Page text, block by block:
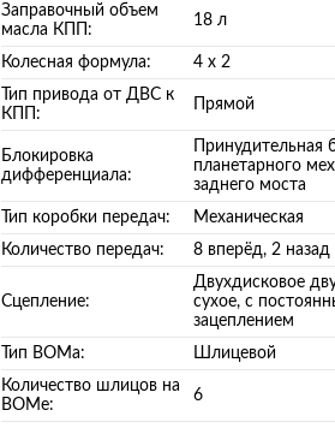
Заправочный объем
масла КПП:
18 л
Колесная формула:
4 х 2
Тип привода от ДВС к
КПП:
Прямой
Блокировка
дифференциала:
Принудительная
планетарного
заднего моста
Тип коробки передач:
Механическая
Количество передач:
8 вперёд, 2 назад
Сцепление:
Двухдисковое
сухое, с
зацеплением
Тип ВОМа:
Шлицевой
Количество шлицов на
ВОМе:
6